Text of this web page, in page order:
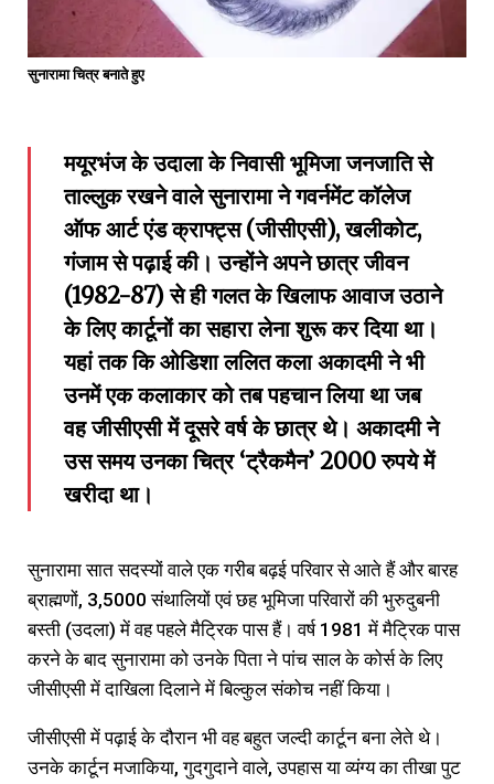
सुनारामा चित्र बनाते हुए
मयूरभंज के उदाला के निवासी भूमिजा जनजाति से
ताल्लुक रखने वाले सुनारामा ने गवर्नमेंट कॉलेज
ऑफ आर्ट एंड क्राफ्ट्स (जीसीएसी), खलीकोट,
गंजाम से पढ़ाई की। उन्होंने अपने छात्र जीवन
(1982-87) से ही गलत के खिलाफ आवाज उठाने
के लिए कार्टूनों का सहारा लेना शुरू कर दिया था।
यहां तक कि ओडिशा ललित कला अकादमी ने भी
उनमें एक कलाकार को तब पहचान लिया था जब
वह जीसीएसी में दूसरे वर्ष के छात्र थे। अकादमी ने
उस समय उनका चित्र ‘ट्रैकमैन’ 2000 रुपये में
खरीदा था।
सुनारामा सात सदस्यों वाले एक गरीब बढ़ई परिवार से आते हैं और बारह
ब्राह्मणों, 3,5000 संथालियों एवं छह भूमिजा परिवारों की भुरुदुबनी
बस्ती (उदला) में वह पहले मैट्रिक पास हैं। वर्ष 1981 में मैट्रिक पास
करने के बाद सुनारामा को उनके पिता ने पांच साल के कोर्स के लिए
जीसीएसी में दाखिला दिलाने में बिल्कुल संकोच नहीं किया।
जीसीएसी में पढ़ाई के दौरान भी वह बहुत जल्दी कार्टून बना लेते थे।
उनके कार्टून मजाकिया, गुदगुदाने वाले, उपहास या व्यंग्य का तीखा पुट